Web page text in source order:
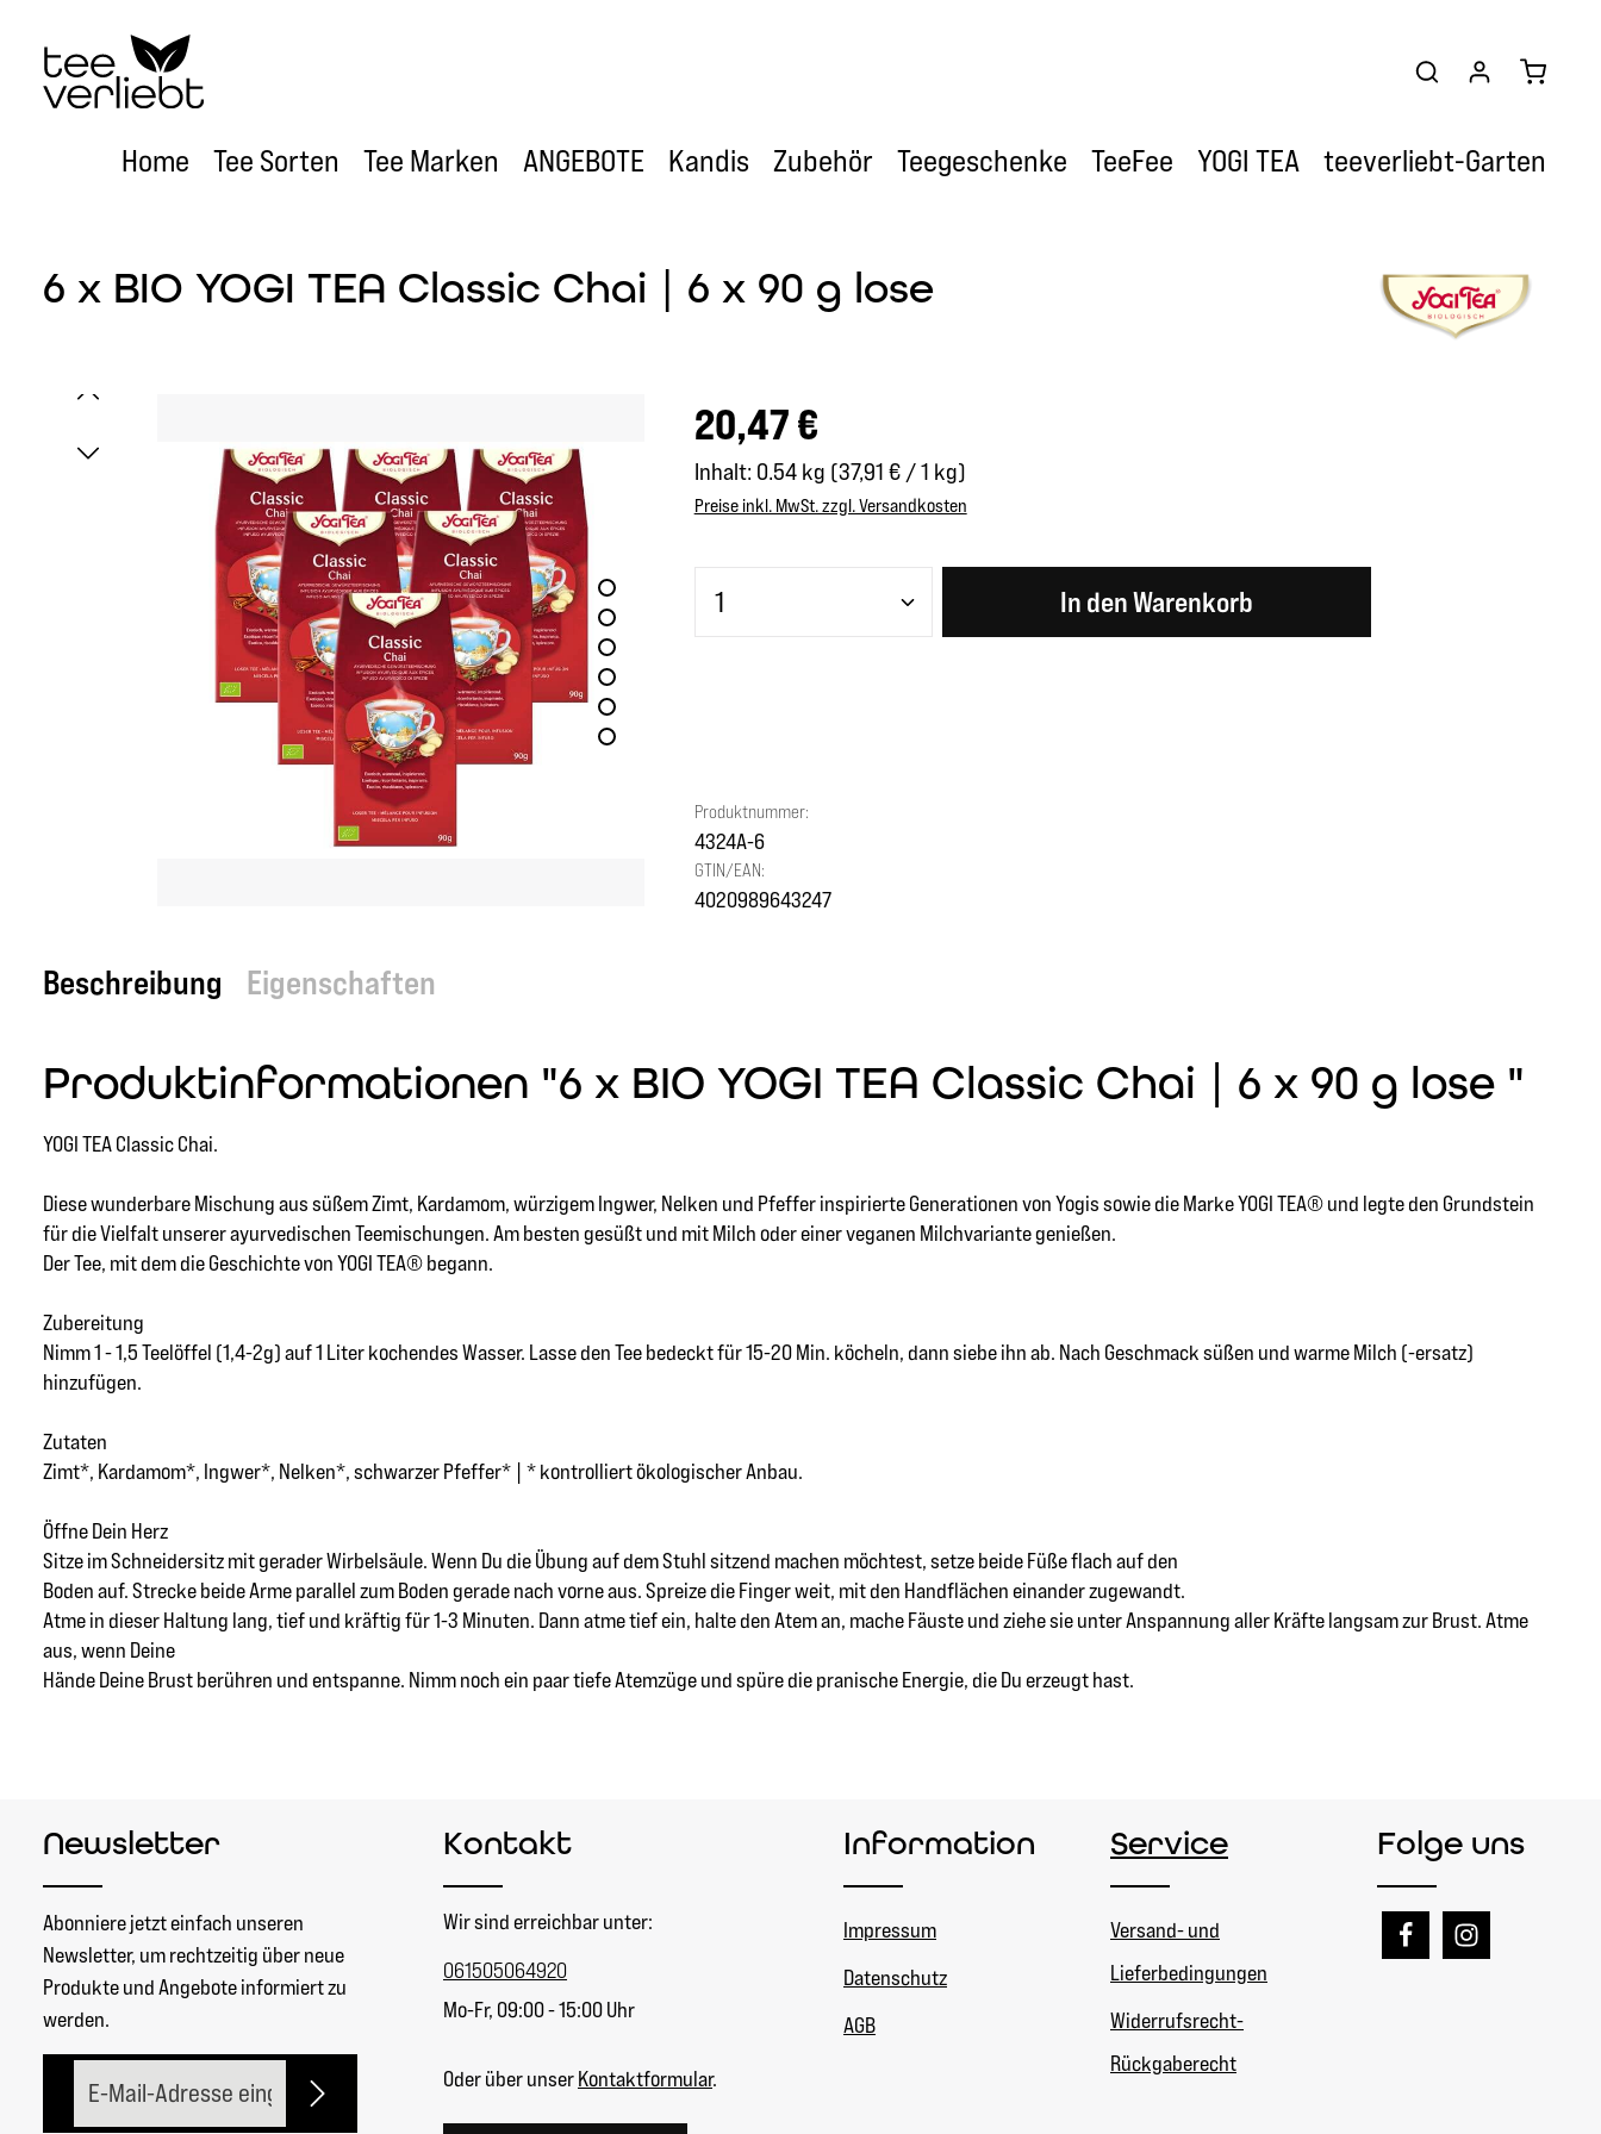
Hauptinhalt springen
Zur Hauptnavigation springen
Home Tee Sorten Tee Marken ANGEBOTE Kandis Zubehör Teegeschenke TeeFee YOGI TEA teeverliebt-Garten
6 x BIO YOGI TEA Classic Chai | 6 x 90 g lose
Regulärer Preis:
20,47 €
Inhalt: 0.54 kg (37,91 € / 1 kg)
Preise inkl. MwSt. zzgl. Versandkosten
Produkt Anzahl: Gib den gewünschten Wert ein oder benutze die Schaltflächen
In den Warenkorb
Produktnummer:
4324A-6
GTIN/EAN:
4020989643247
Beschreibung Eigenschaften
Produktinformationen "6 x BIO YOGI TEA Classic Chai | 6 x 90 g lose "
YOGI TEA Classic Chai.
Diese wunderbare Mischung aus süßem Zimt, Kardamom, würzigem Ingwer, Nelken und Pfeffer inspirierte Generationen von Yogis sowie die Marke YOGI TEA® und legte den Grundstein
für die Vielfalt unserer ayurvedischen Teemischungen. Am besten gesüßt und mit Milch oder einer veganen Milchvariante genießen.
Der Tee, mit dem die Geschichte von YOGI TEA® begann.
Zubereitung
Nimm 1 - 1,5 Teelöffel (1,4-2g) auf 1 Liter kochendes Wasser. Lasse den Tee bedeckt für 15-20 Min. köcheln, dann siebe ihn ab. Nach Geschmack süßen und warme Milch (-ersatz)
hinzufügen.
Zutaten
Zimt*, Kardamom*, Ingwer*, Nelken*, schwarzer Pfeffer* | * kontrolliert ökologischer Anbau.
Öffne Dein Herz
Sitze im Schneidersitz mit gerader Wirbelsäule. Wenn Du die Übung auf dem Stuhl sitzend machen möchtest, setze beide Füße flach auf den
Boden auf. Strecke beide Arme parallel zum Boden gerade nach vorne aus. Spreize die Finger weit, mit den Handflächen einander zugewandt.
Atme in dieser Haltung lang, tief und kräftig für 1-3 Minuten. Dann atme tief ein, halte den Atem an, mache Fäuste und ziehe sie unter Anspannung aller Kräfte langsam zur Brust. Atme
aus, wenn Deine
Hände Deine Brust berühren und entspanne. Nimm noch ein paar tiefe Atemzüge und spüre die pranische Energie, die Du erzeugt hast.
Newsletter
Abonniere jetzt einfach unseren
Newsletter, um rechtzeitig über neue
Produkte und Angebote informiert zu
werden.
Kontakt
Wir sind erreichbar unter:
061505064920
Mo-Fr, 09:00 - 15:00 Uhr
Oder über unserKontaktformular.
Information
Impressum
Datenschutz
AGB
Service
Versand- und
Lieferbedingungen
Widerrufsrecht-
Rückgaberecht
Folge uns